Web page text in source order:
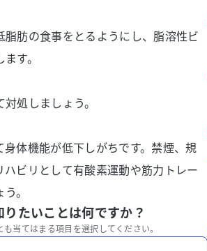
肪の食事をとるようにし、脂溶性ビ
す。
処しましょう。
体機能が低下しがちです。禁煙、規
ビリとして有酸素運動や筋力トレー
。
たいことは何ですか？
当てはまる項目を選択してください。